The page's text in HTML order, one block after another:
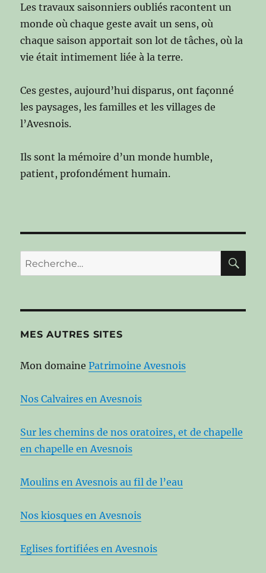
Les travaux saisonniers oubliés racontent un
monde où chaque geste avait un sens, où
chaque saison apportait son lot de tâches, où la
vie était intimement liée à la terre.
Ces gestes, aujourd’hui disparus, ont façonné
les paysages, les familles et les villages de
l’Avesnois.
Ils sont la mémoire d’un monde humble,
patient, profondément humain.
Recherche
pour :
MES AUTRES SITES
Mon domainePatrimoine Avesnois
Nos Calvaires en Avesnois
Sur les chemins de nos oratoires, et de chapelle
en chapelle en Avesnois
Moulins en Avesnois au fil de l’eau
Nos kiosques en Avesnois
Eglises fortifiées en Avesnois